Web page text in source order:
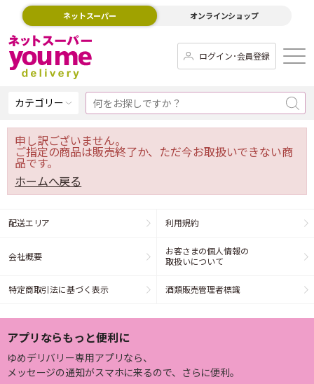
ネットスーパー オンラインショップ
ログイン･会員登録
カテゴリー
申し訳ございません。
ご指定の商品は販売終了か、ただ今お取扱いできない商
品です。
ホームへ戻る
配送エリア 利用規約
会社概要
お客さまの個人情報の
取扱いについて
特定商取引法に基づく表示 酒類販売管理者標識
アプリならもっと便利に
ゆめデリバリー専用アプリなら、
メッセージの通知がスマホに来るので、さらに便利。